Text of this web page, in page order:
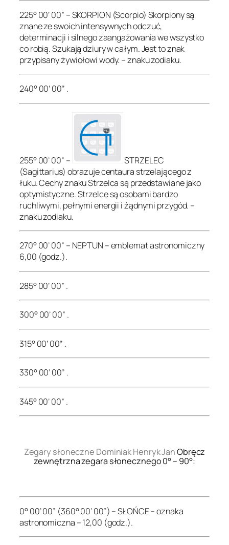
225° 00’ 00” – SKORPION (Scorpio) Skorpiony są
znane ze swoich intensywnych odczuć,
determinacji i silnego zaangażowania we wszystko
co robią. Szukają dziury w całym. Jest to znak
przypisany żywiołowi wody. – znaku zodiaku.
240° 00’ 00” .
255° 00’ 00” –
STRZELEC
(Sagittarius) obrazuje centaura strzelającego z
łuku. Cechy znaku Strzelca są przedstawiane jako
optymistyczne. Strzelce są osobami bardzo
ruchliwymi, pełnymi energii i żądnymi przygód. –
znaku zodiaku.
270° 00’ 00” – NEPTUN – emblemat astronomiczny
6,00 (godz.).
285° 00’ 00” .
300° 00’ 00” .
315° 00’ 00” .
330° 00’ 00” .
345° 00’ 00” .
Zegary słoneczne Dominiak Henryk JanObręcz
zewnętrzna zegara słonecznego 0° – 90°:
0° 00’ 00” (360° 00’ 00”) – SŁOŃCE – oznaka
astronomiczna – 12,00 (godz.).